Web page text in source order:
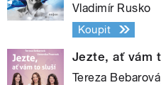
Vladimír Rusko
Koupit
Jezte, ať vám
Tereza